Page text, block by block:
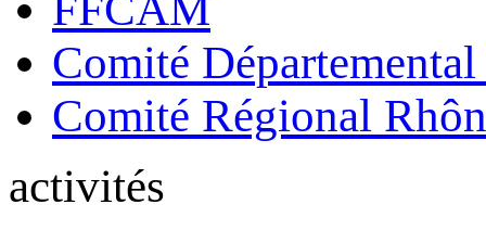
Comité
Comité Régional
activités